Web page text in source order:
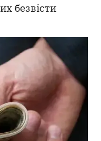
безвісти